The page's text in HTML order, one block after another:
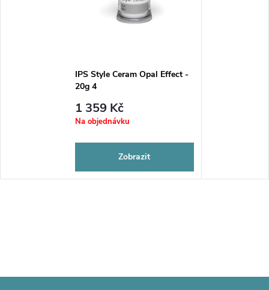
IPS Style Ceram Opal Effect -
20g 4
1 359 Kč
Na objednávku
Zobrazit